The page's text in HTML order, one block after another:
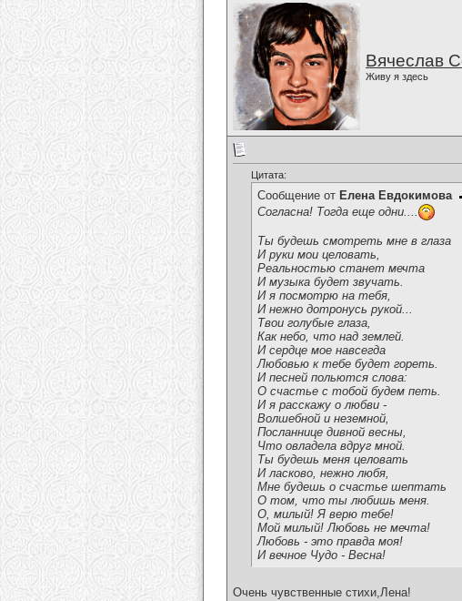
Вячеслав
Живу я здесь
Цитата:
Сообщение от Елена Евдокимова
Согласна! Тогда еще одни....
Ты будешь смотреть мне в глаза
И руки мои целовать,
Реальностью станет мечта
И музыка будет звучать.
И я посмотрю на тебя,
И нежно дотронусь рукой...
Твои голубые глаза,
Как небо, что над землей.
И сердце мое навсегда
Любовью к тебе будет гореть.
И песней польются слова:
О счастье с тобой будем петь.
И я расскажу о любви -
Волшебной и неземной,
Посланнице дивной весны,
Что овладела вдруг мной.
Ты будешь меня целовать
И ласково, нежно любя,
Мне будешь о счастье шептать
О том, что ты любишь меня.
О, милый! Я верю тебе!
Мой милый! Любовь не мечта!
Любовь - это правда моя!
И вечное Чудо - Весна!
Очень чувственные стихи,Лена!